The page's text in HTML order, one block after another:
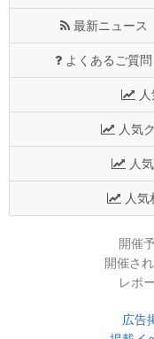
最新ニュース
よくあるご質問
人気
人
人
開催
開催さ
レポ
広告